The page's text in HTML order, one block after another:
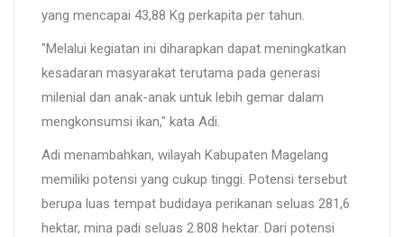
yang mencapai 43,88 Kg perkapita per tahun.
"Melalui kegiatan ini diharapkan dapat meningkatkan
kesadaran masyarakat terutama pada generasi
milenial dan anak-anak untuk lebih gemar dalam
mengkonsumsi ikan," kata Adi.
Adi menambahkan, wilayah Kabupaten Magelang
memiliki potensi yang cukup tinggi. Potensi tersebut
berupa luas tempat budidaya perikanan seluas 281,6
hektar, mina padi seluas 2.808 hektar. Dari potensi